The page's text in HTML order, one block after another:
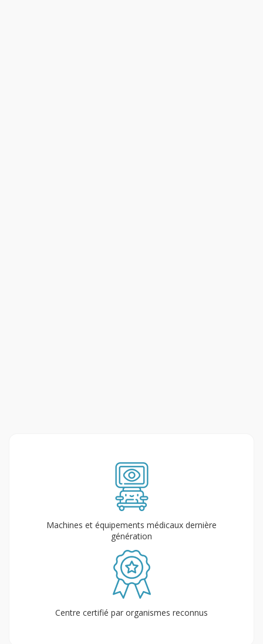
Machines et équipements médicaux dernière
génération
Centre certifié par organismes reconnus